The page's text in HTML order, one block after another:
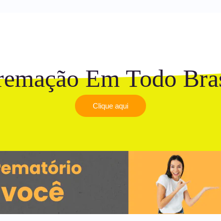
Em Todo
Clique aqui